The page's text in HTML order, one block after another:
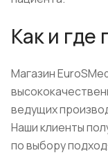
Как и где
Магазин
ведущих
Наши клиенты
по выбору